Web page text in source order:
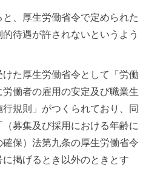
、厚生労働省令で定められた
待遇が許されないというよう
た厚生労働省令として「労働
働者の雇用の安定及び職業生
規則」がつくられており、同
募集及び採用における年齢に
保）法第九条の厚生労働省令
掲げるとき以外のときとす